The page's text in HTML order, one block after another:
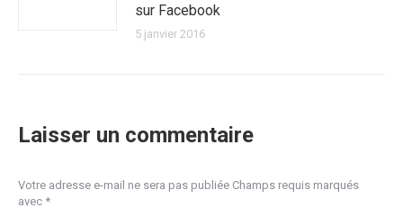
sur Facebook
5 janvier 2016
Laisser un commentaire
Votre adresse e-mail ne sera pas publiée Champs requis marqués
avec *